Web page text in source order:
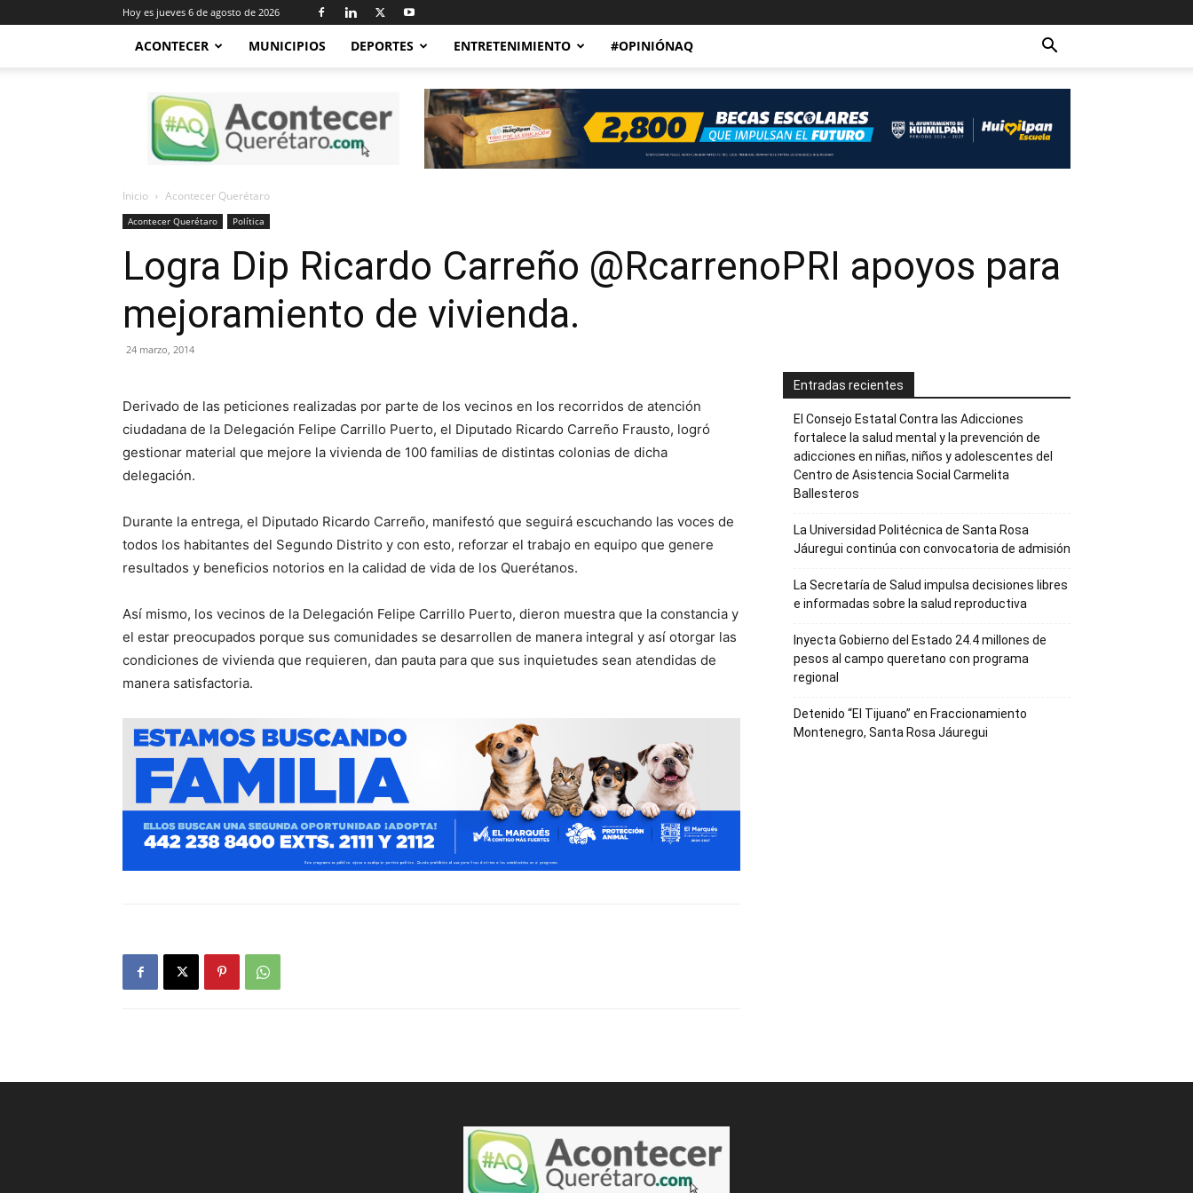
Hoy es jueves 6 de agosto de 2026
ACONTECER MUNICIPIOS DEPORTES ENTRETENIMIENTO #OPINIÓNAQ
Acontecer
Querétaro
Inicio Acontecer Querétaro
Acontecer Querétaro Política
Logra Dip Ricardo Carreño @RcarrenoPRI apoyos para
mejoramiento de vivienda.
24 marzo, 2014
Derivado de las peticiones realizadas por parte de los vecinos en los recorridos de atención
ciudadana de la Delegación Felipe Carrillo Puerto, el Diputado Ricardo Carreño Frausto, logró
gestionar material que mejore la vivienda de 100 familias de distintas colonias de dicha
delegación.
Durante la entrega, el Diputado Ricardo Carreño, manifestó que seguirá escuchando las voces de
todos los habitantes del Segundo Distrito y con esto, reforzar el trabajo en equipo que genere
resultados y beneficios notorios en la calidad de vida de los Querétanos.
Así mismo, los vecinos de la Delegación Felipe Carrillo Puerto, dieron muestra que la constancia y
el estar preocupados porque sus comunidades se desarrollen de manera integral y así otorgar las
condiciones de vivienda que requieren, dan pauta para que sus inquietudes sean atendidas de
manera satisfactoria.
Entradas recientes
El Consejo Estatal Contra las Adicciones
fortalece la salud mental y la prevención de
adicciones en niñas, niños y adolescentes del
Centro de Asistencia Social Carmelita
Ballesteros
La Universidad Politécnica de Santa Rosa
Jáuregui continúa con convocatoria de admisión
La Secretaría de Salud impulsa decisiones libres
e informadas sobre la salud reproductiva
Inyecta Gobierno del Estado 24.4 millones de
pesos al campo queretano con programa
regional
Detenido “El Tijuano” en Fraccionamiento
Montenegro, Santa Rosa Jáuregui